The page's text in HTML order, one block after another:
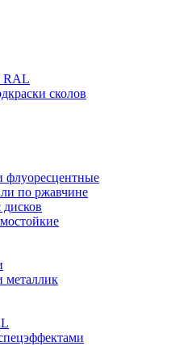
RAL
сколов
флуоресцентные
по ржавчине
металлик